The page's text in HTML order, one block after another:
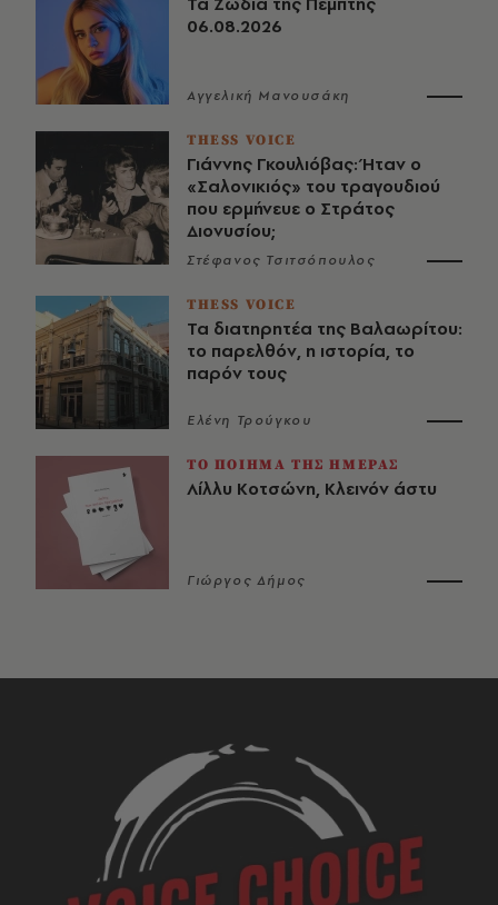
06.08.2026
Αγγελική Μανουσάκη
THESS VOICE
Γιάννης Γκουλιόβας: Ήταν ο
«Σαλονικιός» του τραγουδιού
που ερμήνευε ο Στράτος
Διονυσίου;
Στέφανος Τσιτσόπουλος
THESS VOICE
Τα διατηρητέα της Βαλαωρίτου:
το παρελθόν, η ιστορία, το
παρόν τους
Ελένη Τρούγκου
ΤΟ ΠΟΙΗΜΑ ΤΗΣ ΗΜΕΡΑΣ
Λίλλυ Κοτσώνη, Κλεινόν άστυ
Γιώργος Δήμος